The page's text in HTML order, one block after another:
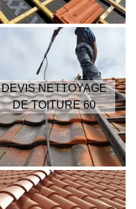
DEVIS NETTOYAGE
DE TOITURE 60